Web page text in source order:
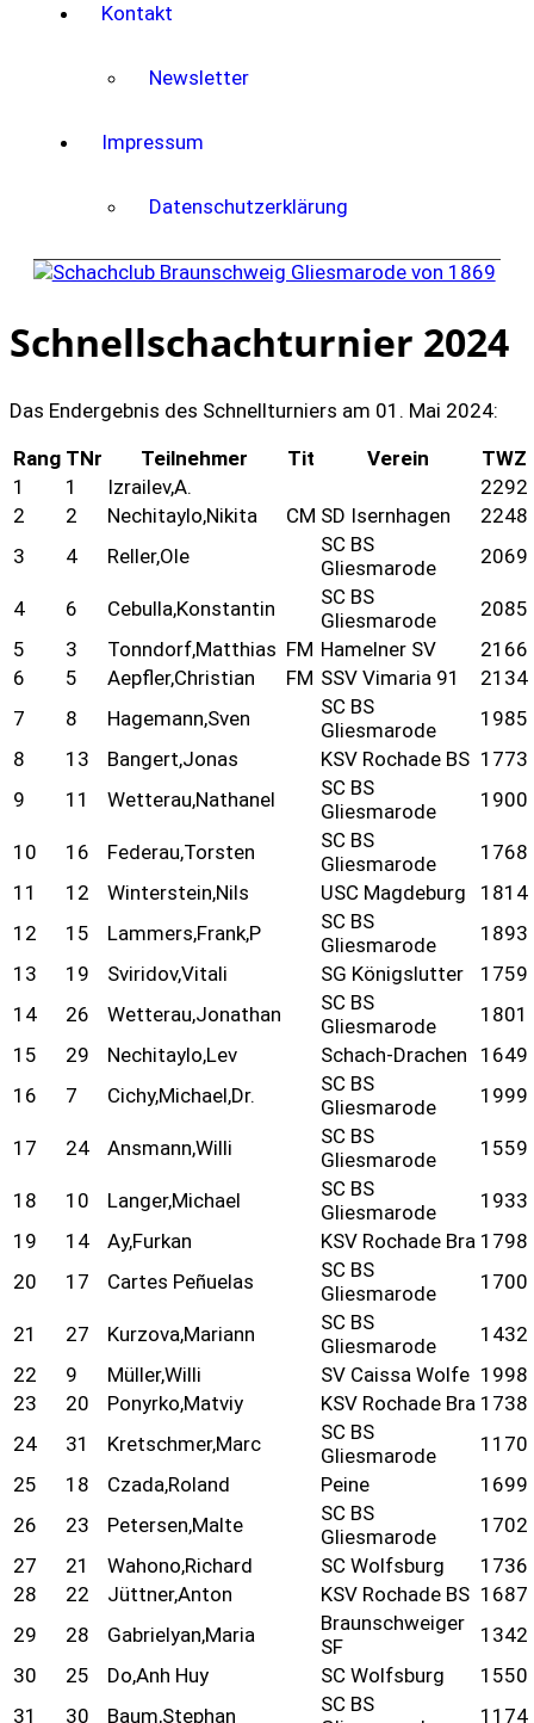
Kontakt
Newsletter
Impressum
Datenschutzerklärung
Schnellschachturnier 2024
Das Endergebnis des Schnellturniers am 01. Mai 2024:
Rang TNr Teilnehmer Tit Verein TWZ
1
1 Izrailev,A. 2292
2
2 Nechitaylo,Nikita CM SD Isernhagen 2248
3
4 Reller,Ole
SC BS
Gliesmarode
2069
4 6 Cebulla,Konstantin
SC BS
Gliesmarode
2085
5
3 Tonndorf,Matthias FM Hamelner SV 2166
6
5 Aepfler,Christian FM SSV Vimaria 91 2134
7
8 Hagemann,Sven
SC BS
Gliesmarode
1985
8
13 Bangert,Jonas KSV Rochade BS 1773
9
11 Wetterau,Nathanel
SC BS
Gliesmarode
1900
10 16 Federau,Torsten
SC BS
Gliesmarode
1768
11
12 Winterstein,Nils USC Magdeburg 1814
12
15 Lammers,Frank,P
SC BS
Gliesmarode
1893
13
19 Sviridov,Vitali SG Königslutter 1759
14
26 Wetterau,Jonathan
SC BS
Gliesmarode
1801
15
29 Nechitaylo,Lev Schach-Drachen 1649
16
7 Cichy,Michael,Dr.
SC BS
Gliesmarode
1999
17 24 Ansmann,Willi
SC BS
Gliesmarode
1559
18 10 Langer,Michael
SC BS
Gliesmarode
1933
19
14 Ay,Furkan KSV Rochade Bra 1798
20
17 Cartes Peñuelas
SC BS
Gliesmarode
1700
21 27 Kurzova,Mariann
SC BS
Gliesmarode
1432
22
9 Müller,Willi SV Caissa Wolfe 1998
23
20 Ponyrko,Matviy KSV Rochade Bra 1738
24
31 Kretschmer,Marc
SC BS
Gliesmarode
1170
25
18 Czada,Roland Peine 1699
26
23 Petersen,Malte
SC BS
Gliesmarode
1702
27
21 Wahono,Richard SC Wolfsburg 1736
28
22 Jüttner,Anton KSV Rochade BS 1687
29
28 Gabrielyan,Maria
Braunschweiger
SF
1342
30
25 Do,Anh Huy SC Wolfsburg 1550
31
30 Baum,Stephan
SC BS
1174